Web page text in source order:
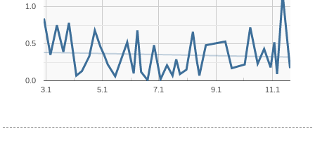
3.1 5.1 7.1 9.1 11.1
0.0
0.5
1.0